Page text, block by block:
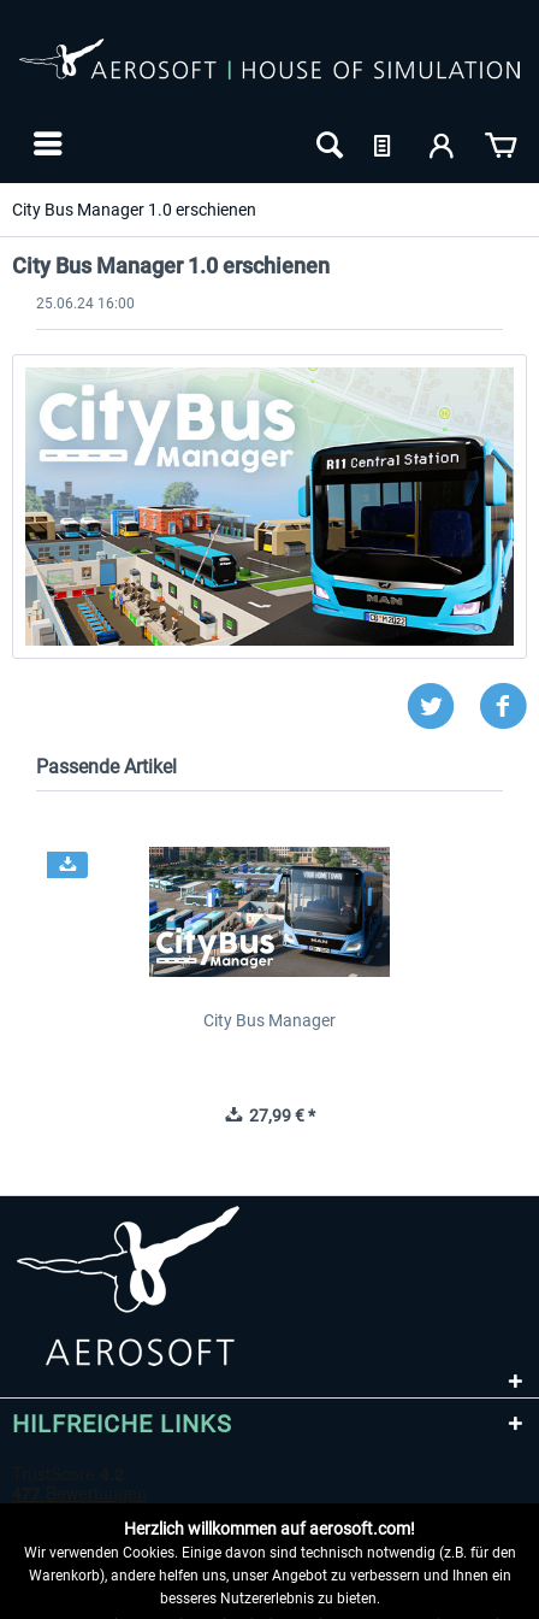
City Bus Manager 1.0 erschienen
City Bus Manager 1.0 erschienen
25.06.24 16:00
Passende Artikel
City Bus Manager
27,99 € *
HILFREICHE LINKS
Herzlich willkommen auf aerosoft.com!
Wir verwenden Cookies. Einige davon sind technisch notwendig (z.B. für den
Warenkorb), andere helfen uns, unser Angebot zu verbessern und Ihnen ein
besseres Nutzererlebnis zu bieten.